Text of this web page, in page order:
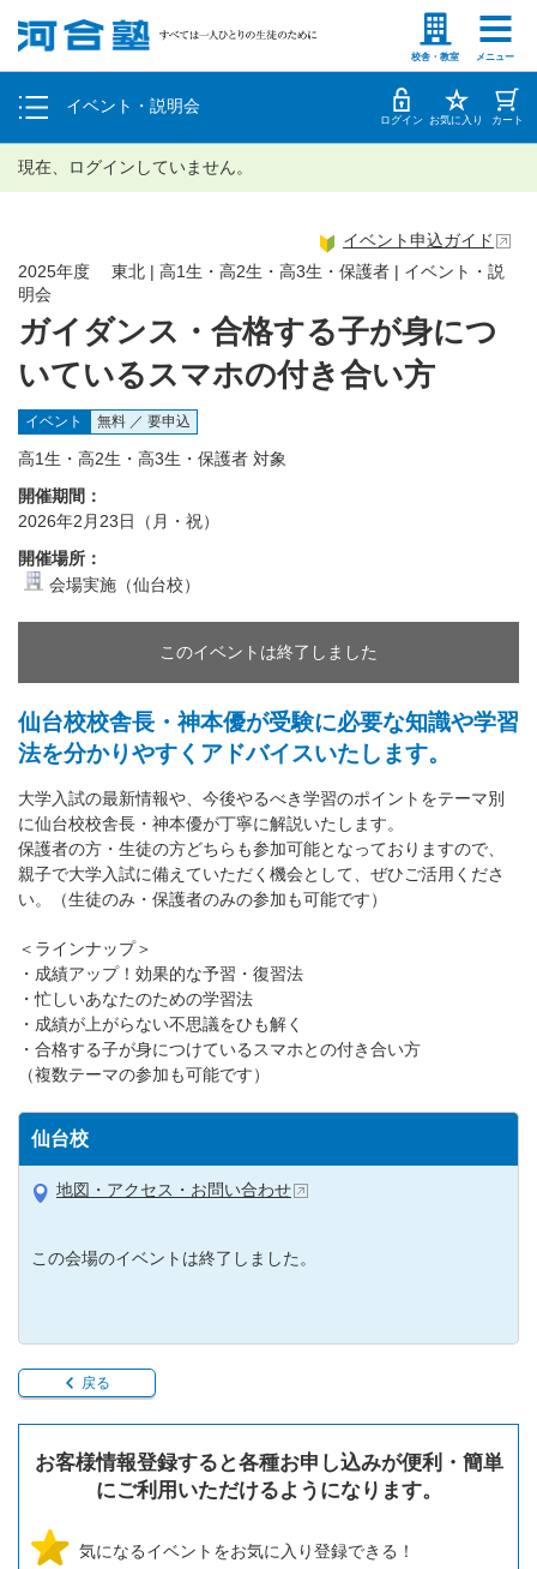
校舎・教室 メニュー
塾生の方 高等学校の先生
イベント・説明会
個別相談
体験授業 ログイン お気に入り カート
現在、ログインしていません。
ガイダンス・合格する子が身につ
いているスマホの付き合い方
2025年度 東北 | 高1生・高2生・高3生・保護者 | イベント・説
明会
イベント申込ガイド
イベント 無料 ／ 要申込
高1生・高2生・高3生・保護者 対象
開催期間：
2026年2月23日（月・祝）
開催場所：
会場実施（仙台校）
このイベントは終了しました
仙台校校舎長・神本優が受験に必要な知識や学習
法を分かりやすくアドバイスいたします。
大学入試の最新情報や、今後やるべき学習のポイントをテーマ別
に仙台校校舎長・神本優が丁寧に解説いたします。
保護者の方・生徒の方どちらも参加可能となっておりますので、
親子で大学入試に備えていただく機会として、ぜひご活用くださ
い。（生徒のみ・保護者のみの参加も可能です）
＜ラインナップ＞
・成績アップ！効果的な予習・復習法
・忙しいあなたのための学習法
・成績が上がらない不思議をひも解く
・合格する子が身につけているスマホとの付き合い方
（複数テーマの参加も可能です）
仙台校
地図・アクセス・お問い合わせ
この会場のイベントは終了しました。
戻る
お客様情報登録すると各種お申し込みが便利・簡単
にご利用いただけるようになります。
気になるイベントをお気に入り登録できる！